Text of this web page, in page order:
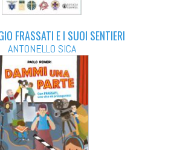
FRASSATI E I SUOI SENTIERI
ANTONELLO SICA